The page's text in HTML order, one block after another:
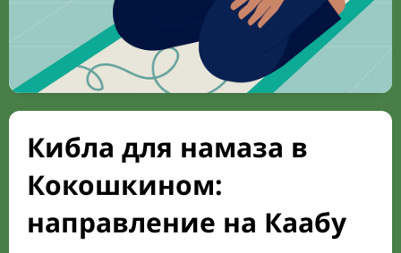
Кибла для намаза в
Кокошкином:
направление на Каабу